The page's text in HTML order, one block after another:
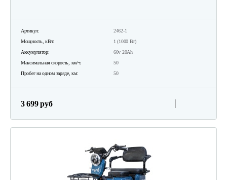
Артикул:
2462-1
Мощность, кВт:
1 (1000 Вт)
Аккумулятор:
60v 20Ah
Максимальная скорость, км/ч:
50
Пробег на одном заряде, км:
50
3 699 руб